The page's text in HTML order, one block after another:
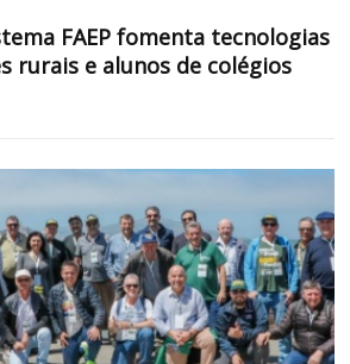
FAEP fomenta tecnologias
rurais e alunos de colégios